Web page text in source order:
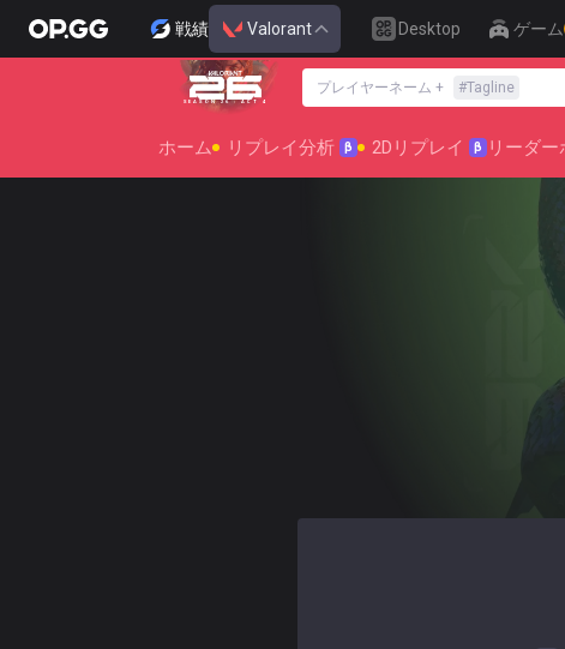
戦績 Valorant Desktop ゲーム
SEASON 26 : ACT 4
プレイヤーネーム + #Tagline
ホーム リプレイ分析 β 2Dリプレイ β リーダー